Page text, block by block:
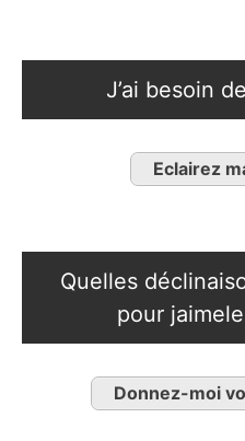
J’ai besoin
Eclairez
Quelles
pour
Donnez-moi